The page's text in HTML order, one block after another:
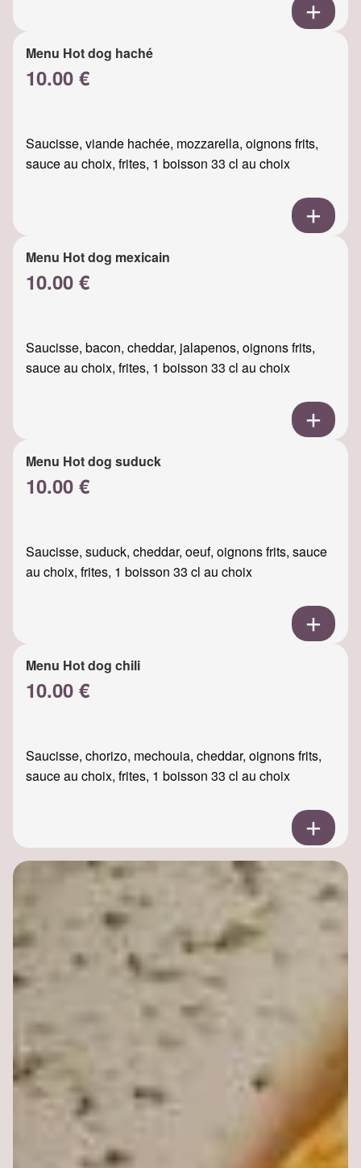
Menu Hot dog haché
10.00 €
Saucisse, viande hachée, mozzarella, oignons frits,
sauce au choix, frites, 1 boisson 33 cl au choix
Menu Hot dog mexicain
10.00 €
Saucisse, bacon, cheddar, jalapenos, oignons frits,
sauce au choix, frites, 1 boisson 33 cl au choix
Menu Hot dog suduck
10.00 €
Saucisse, suduck, cheddar, oeuf, oignons frits, sauce
au choix, frites, 1 boisson 33 cl au choix
Menu Hot dog chili
10.00 €
Saucisse, chorizo, mechouia, cheddar, oignons frits,
sauce au choix, frites, 1 boisson 33 cl au choix